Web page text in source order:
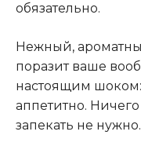
обязательно.
Нежный,
поразит ваше
настоящим шоком:
аппетитно.
запекать не нужно.